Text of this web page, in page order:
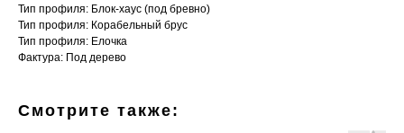
Тип профиля: Блок-хаус (под бревно)
Тип профиля: Корабельный брус
Тип профиля: Елочка
Фактура: Под дерево
Смотрите также: